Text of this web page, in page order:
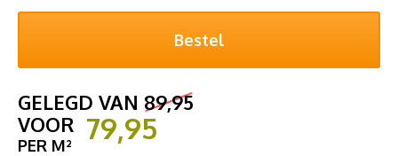
GELEGD VAN 89,95
VOOR 79,95
PER M²